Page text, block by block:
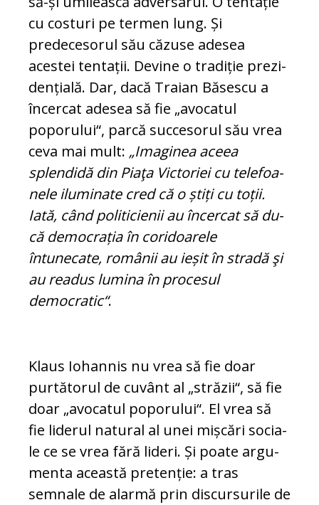
cu costuri pe termen lung. Și
predecesorul său căzuse adesea
acestei tentații. Devine o tradiție pre­zi­
den­țială. Dar, dacă Traian Băsescu a
încercat adesea să fie „avocatul
poporului“, parcă suc­ce­so­rul său vrea
ceva mai mult: „Ima­ginea aceea
splendidă din Piaţa Victoriei cu tele­foa­
nele iluminate cred că o știți cu toții.
Iată, când po­liticienii au încercat să du­
că democrația în cori­doa­rele
întunecate, ro­mâ­nii au ieșit în stradă şi
au readus lumina în procesul
democratic“.
Klaus Iohannis nu vrea să fie doar
purtătorul de cu­vânt al „străzii“, să fie
doar „avocatul po­porului“. El vrea să
fie liderul natural al unei mișcări so­cia­
le ce se vrea fără lideri. Și poate argu­
men­ta această pretenție: a tras
semnale de alar­mă prin discursurile de